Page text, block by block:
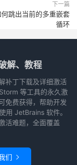
下一篇
跳出当前的多重嵌套
循环
解、教程
补丁下载及详细激活
等工具的永久激
免费获得，帮助开发
用 JetBrains 软件。
活难题，全面覆盖
们 